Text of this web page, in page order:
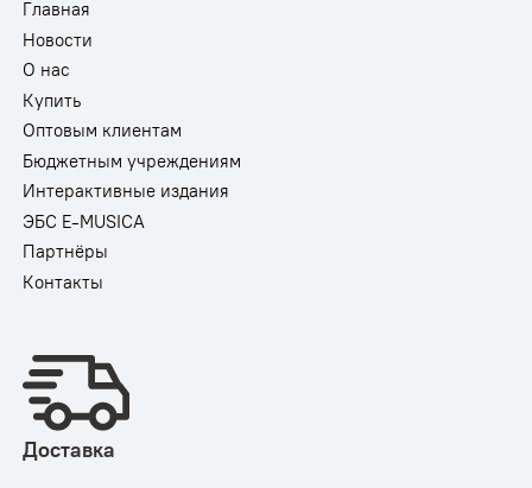
Главная
Новости
О нас
Купить
Оптовым клиентам
Бюджетным учреждениям
Интерактивные издания
ЭБС E-MUSICA
Партнёры
Контакты
Доставка